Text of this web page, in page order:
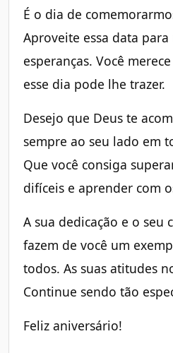
É o dia de
Aproveite essa data
esperanças. Você
esse dia pode lhe trazer.
Desejo que Deus te
sempre ao seu lado em
Que você consiga
difíceis e aprender com
A sua dedicação e o seu
fazem de você um
todos. As suas atitudes
Continue sendo tão
Feliz aniversário!